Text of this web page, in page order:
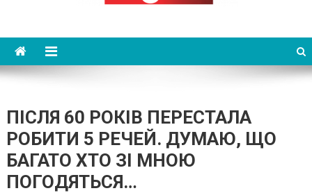
ПІСЛЯ 60 РОКІВ ПЕРЕСТАЛА
РОБИТИ 5 РЕЧЕЙ. ДУМАЮ, ЩО
БАГАТО ХТО ЗІ МНОЮ
ПОГОДЯТЬСЯ…